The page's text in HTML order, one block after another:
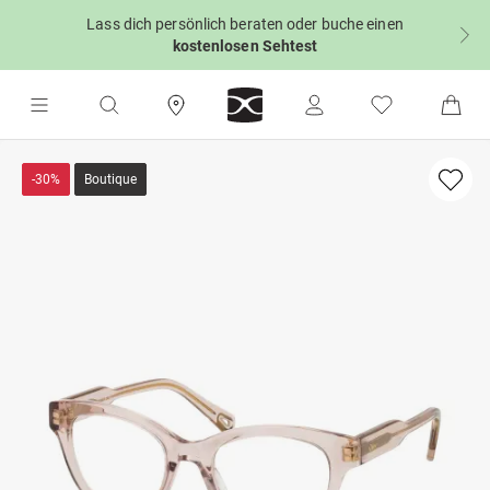
Lass dich persönlich beraten oder buche einen
kostenlosen Sehtest
-30% Boutique